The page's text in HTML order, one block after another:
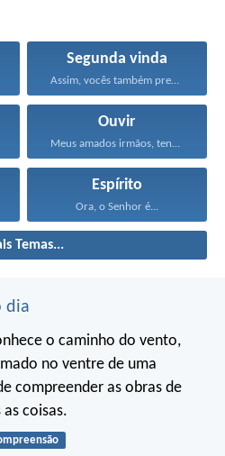
Segunda vinda
Assim, vocês também precisam...
Ouvir
Meus amados irmãos, tenham...
Espírito
Ora, o Senhor é...
Temas...
dia
o caminho do vento,
no ventre de uma
compreender as obras de
coisas.